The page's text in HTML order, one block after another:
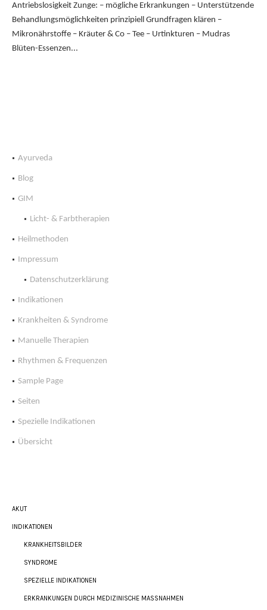
Antriebslosigkeit Zunge: – mögliche Erkrankungen – Unterstützende
Behandlungsmöglichkeiten prinzipiell Grundfragen klären –
Mikronährstoffe – Kräuter & Co – Tee – Urtinkturen – Mudras
Blüten-Essenzen...
Ayurveda
Blog
GIM
Licht- & Farbtherapien
Heilmethoden
Impressum
Datenschutzerklärung
Indikationen
Krankheiten & Syndrome
Manuelle Therapien
Rhythmen & Frequenzen
Sample Page
Seiten
Spezielle Indikationen
Übersicht
AKUT
INDIKATIONEN
KRANKHEITSBILDER
SYNDROME
SPEZIELLE INDIKATIONEN
ERKRANKUNGEN DURCH MEDIZINISCHE MASSNAHMEN